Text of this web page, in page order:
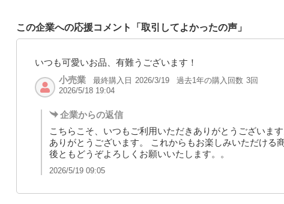
この企業への応援コメント「取引してよかったの声」
いつも可愛いお品、有難うございます！
小売業
最終購入日 2026/3/19 過去1年の購入回数 3回
2026/5/18 19:04
企業からの返信
こちらこそ、いつもご利用いただきありがとうございま
ありがとうございます。 これからもお楽しみいただける
後ともどうぞよろしくお願いいたします。。
2026/5/19 09:05